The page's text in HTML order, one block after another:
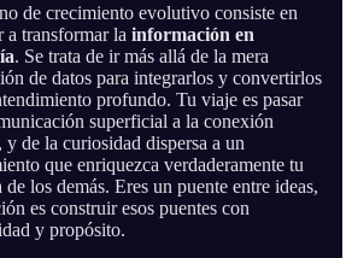
de crecimiento evolutivo consiste en
a transformar la información en
. Se trata de ir más allá de la mera
de datos para integrarlos y convertirlos
profundo. Tu viaje es pasar
superficial a la conexión
y de la curiosidad dispersa a un
que enriquezca verdaderamente tu
los demás. Eres un puente entre ideas,
es construir esos puentes con
y propósito.